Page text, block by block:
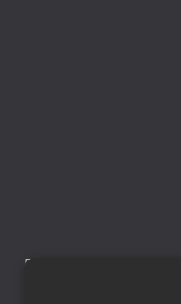
Discoteche